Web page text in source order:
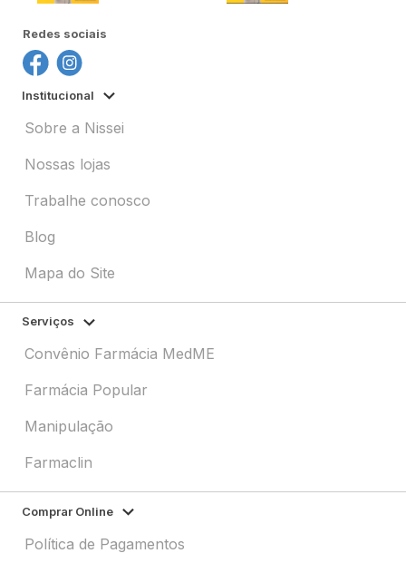
Redes sociais
Institucional
Sobre a Nissei
Nossas lojas
Trabalhe conosco
Blog
Mapa do Site
Serviços
Convênio Farmácia MedME
Farmácia Popular
Manipulação
Farmaclin
Comprar Online
Política de Pagamentos